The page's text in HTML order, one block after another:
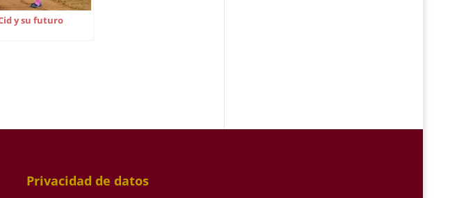
y su futuro
Privacidad de datos